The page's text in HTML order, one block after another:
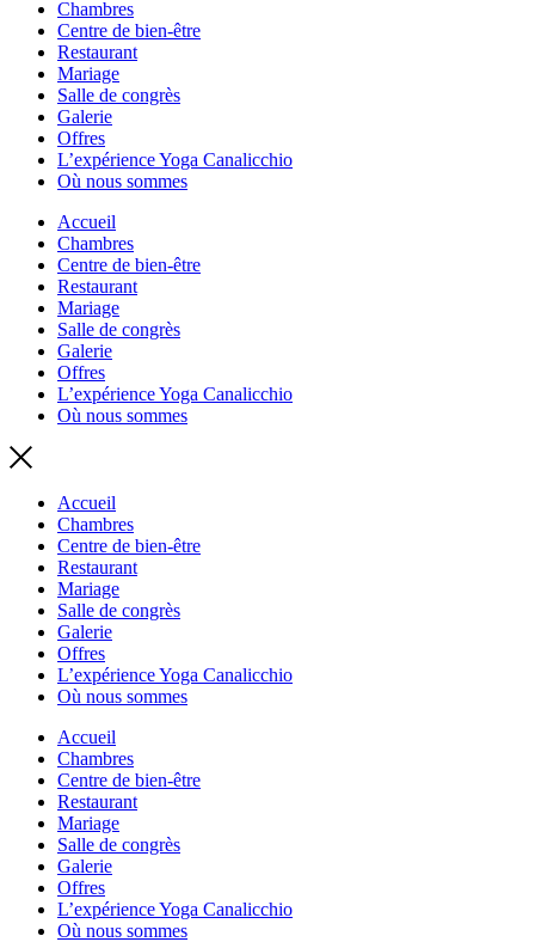
Chambres
Centre de bien-être
Restaurant
Mariage
Salle de congrès
Galerie
Offres
L’expérience Yoga Canalicchio
Où nous sommes
Accueil
Chambres
Centre de bien-être
Restaurant
Mariage
Salle de congrès
Galerie
Offres
L’expérience Yoga Canalicchio
Où nous sommes
Accueil
Chambres
Centre de bien-être
Restaurant
Mariage
Salle de congrès
Galerie
Offres
L’expérience Yoga Canalicchio
Où nous sommes
Accueil
Chambres
Centre de bien-être
Restaurant
Mariage
Salle de congrès
Galerie
Offres
L’expérience Yoga Canalicchio
Où nous sommes